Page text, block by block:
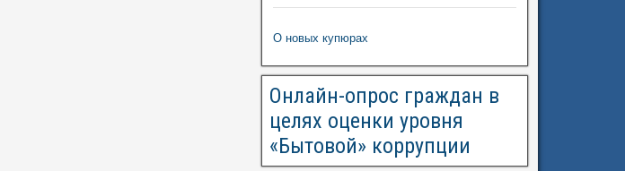
О новых купюрах
Онлайн-опрос граждан в
целях оценки уровня
«Бытовой» коррупции